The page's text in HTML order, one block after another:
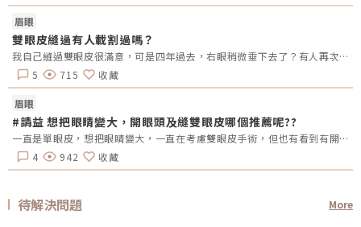
眉眼
雙眼皮縫過有人載割過嗎？
我自己縫過雙眼皮很滿意，可是四年過去，右眼稍微垂下去了？有人再次縫？或者換成割的？又或者聽說可以去掉一些眼皮脂肪的經驗嗎？
5
715 收藏
眉眼
#請益 想把眼睛變大，開眼頭及縫雙眼皮哪個推薦呢??
一直是單眼皮，想把眼睛變大，一直在考慮雙眼皮手術，但也有看到有開眼頭的手術，哪總推薦呢?還是兩個都做??需要注意甚麼嗎??
4
942 收藏
待解決問題 More